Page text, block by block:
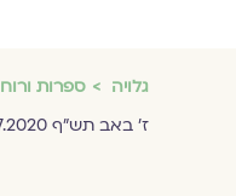
גלויה ספרות ורוח
ז' באב תש"ף 28.7.2020